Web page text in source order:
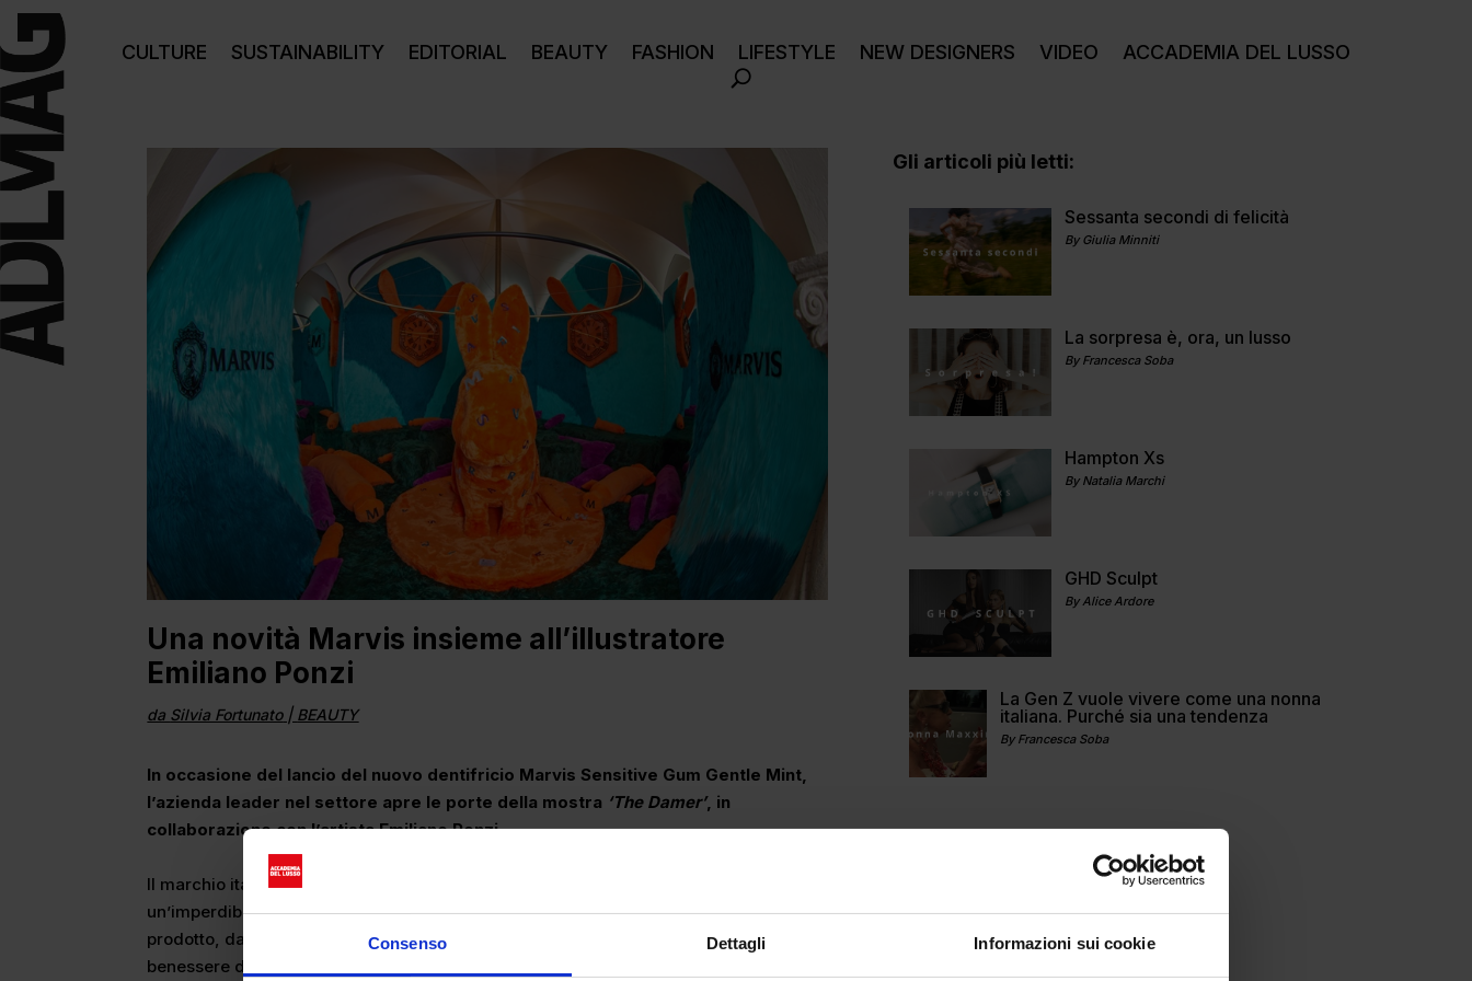
Consenso Dettagli Informazioni sui cookie
CULTURE SUSTAINABILITY EDITORIAL BEAUTY FASHION LIFESTYLE NEW DESIGNERS VIDEO ACCADEMIA DEL LUSSO
Una novità Marvis insieme all’illustratore
Emiliano Ponzi
da Silvia Fortunato| BEAUTY
In occasione del lancio del nuovo dentifricio Marvis Sensitive Gum Gentle Mint,
l’azienda leader nel settore apre le porte della mostra ‘The Damer’, in
collaborazione con l’artista Emiliano Ponzi
Il marchio italianoMarvis
un’imperdibile novità: Marvis Sensitive Gum Gentle Mint. Questo sorprendente
prodotto, data la sua innovativa valenza curativa, propone una soluzione per il
benessere delle gengive. Infatti, la nuova formula grazie ad ingredienti come l’acido
Gli articoli più letti:
Sessanta secondi di felicità
By Giulia Minniti
La sorpresa è, ora, un lusso
By Francesca Soba
Hampton Xs
By Natalia Marchi
GHD Sculpt
By Alice Ardore
La Gen Z vuole vivere come una nonna
italiana. Purché sia una tendenza
By Francesca Soba